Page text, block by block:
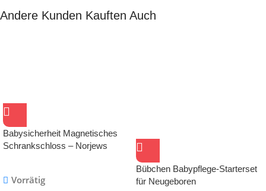
Andere Kunden Kauften Auch
Babysicherheit Magnetisches
Schrankschloss – Norjews
Vorrätig
Bübchen Babypflege-Starterset
für Neugeboren